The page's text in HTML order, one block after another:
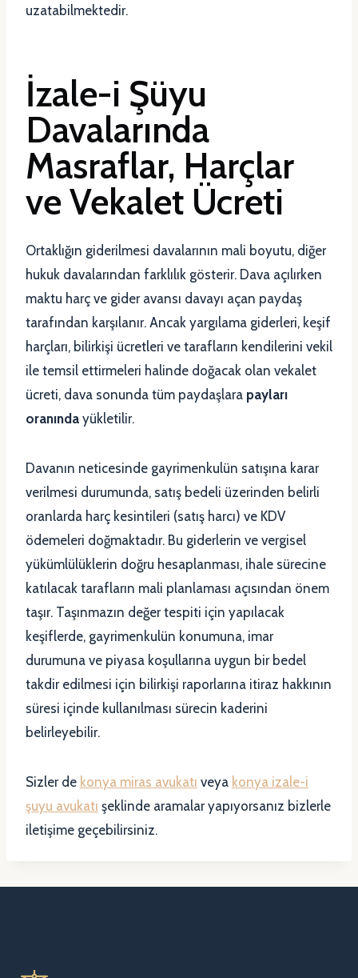
uzatabilmektedir.
İzale-i Şüyu
Davalarında
Masraflar, Harçlar
ve Vekalet Ücreti
Ortaklığın giderilmesi davalarının mali boyutu, diğer
hukuk davalarından farklılık gösterir. Dava açılırken
maktu harç ve gider avansı davayı açan paydaş
tarafından karşılanır. Ancak yargılama giderleri, keşif
harçları, bilirkişi ücretleri ve tarafların kendilerini vekil
ile temsil ettirmeleri halinde doğacak olan vekalet
ücreti, dava sonunda tüm paydaşlara payları
oranında yükletilir.
Davanın neticesinde gayrimenkulün satışına karar
verilmesi durumunda, satış bedeli üzerinden belirli
oranlarda harç kesintileri (satış harcı) ve KDV
ödemeleri doğmaktadır. Bu giderlerin ve vergisel
yükümlülüklerin doğru hesaplanması, ihale sürecine
katılacak tarafların mali planlaması açısından önem
taşır. Taşınmazın değer tespiti için yapılacak
keşiflerde, gayrimenkulün konumuna, imar
durumuna ve piyasa koşullarına uygun bir bedel
takdir edilmesi için bilirkişi raporlarına itiraz hakkının
süresi içinde kullanılması sürecin kaderini
belirleyebilir.
Sizler de konya miras avukatı veya konya izale-i
şuyu avukatı şeklinde aramalar yapıyorsanız bizlerle
iletişime geçebilirsiniz.